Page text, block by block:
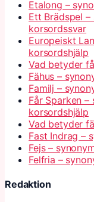
Etalong –
Ett Brädspel
korsordssvar
Europeiskt
korsordshjälp
Vad betyder
Fähus –
Familj –
Får Sparken
korsordshjälp
Vad betyder
Fast Indrag –
Fejs –
Felfria –
Redaktion